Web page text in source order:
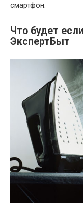
смартфон.
Что будет
ЭкспертБыт